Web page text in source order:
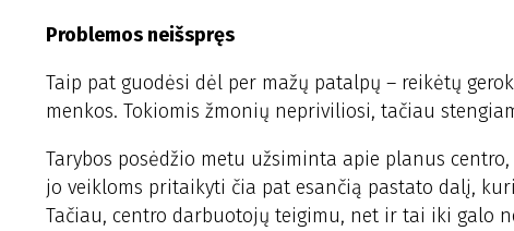
Problemos neišspręs
Taip pat guodėsi dėl per mažų patalpų – reikėtų
menkos. Tokiomis žmonių nepriviliosi, tačiau
Tarybos posėdžio metu užsiminta apie planus
jo veikloms pritaikyti čia pat esančią pastato dalį,
Tačiau, centro darbuotojų teigimu, net ir tai iki galo